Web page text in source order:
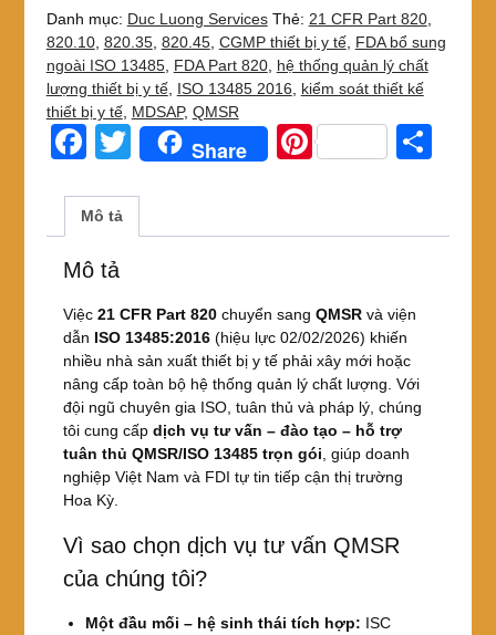
liệu
tiêu
chuẩn
bản
gốc
và
bản
QMSR
CFR
820)
ISO
13485:2016
Trọn
Gói
download
file
pdf
lượng
Danh mục: Duc Luong Services Thẻ: 21 CFR Part 820,
820.10, 820.35, 820.45, CGMP thiết bị y tế, FDA bổ sung
ngoài ISO 13485, FDA Part 820, hệ thống quản lý chất
lượng thiết bị y tế, ISO 13485 2016
kiểm soát thiết kế
thiết bị y tế, MDSAP, QMSR
F
c
b
o
o
k
T
er
Share
Pi
e
e
Mô tả
Mô tả
Việc 21 CFR Part 820chuyển sang QMSRvà viện
dẫn ISO 13485:2016(hiệu lực 02/02/2026) khiến
nhiều nhà sản xuất thiết bị y tế phải xây mới hoặc
nâng cấp toàn bộ hệ thống quản lý chất lượng. Với
đội ngũ chuyên gia ISO, tuân thủ và pháp lý, chúng
tôi cung cấp dịch vụ tư vấn – đào tạo – hỗ trợ
tuân thủ QMSR/ISO 13485 trọn gói , giúp doanh
nghiệp Việt Nam và FDI tự tin tiếp cận thị trường
Hoa Kỳ.
Vì sao chọn dịch vụ tư vấn QMSR
của chúng tôi?
Một đầu mối – hệ sinh thái tích hợp: ISC